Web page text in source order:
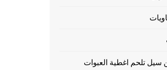
سيل تلحم اغطية العبوات